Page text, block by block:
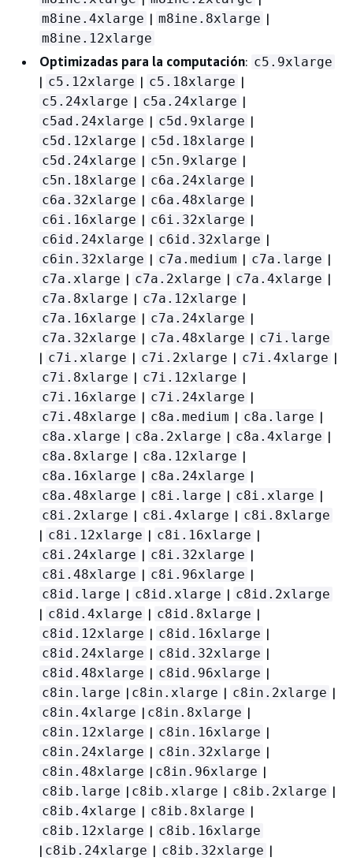
m8ine.4xlarge | m8ine.8xlarge |
m8ine.12xlarge
Optimizadas para la computación: c5.9xlarge
| c5.12xlarge | c5.18xlarge |
c5.24xlarge | c5a.24xlarge |
c5ad.24xlarge | c5d.9xlarge |
c5d.12xlarge | c5d.18xlarge |
c5d.24xlarge | c5n.9xlarge |
c5n.18xlarge | c6a.24xlarge |
c6a.32xlarge | c6a.48xlarge |
c6i.16xlarge | c6i.32xlarge |
c6id.24xlarge | c6id.32xlarge |
c6in.32xlarge | c7a.medium | c7a.large |
c7a.xlarge | c7a.2xlarge | c7a.4xlarge |
c7a.8xlarge | c7a.12xlarge |
c7a.16xlarge | c7a.24xlarge |
c7a.32xlarge | c7a.48xlarge | c7i.large
| c7i.xlarge | c7i.2xlarge | c7i.4xlarge |
c7i.8xlarge | c7i.12xlarge |
c7i.16xlarge | c7i.24xlarge |
c7i.48xlarge | c8a.medium | c8a.large |
c8a.xlarge | c8a.2xlarge | c8a.4xlarge |
c8a.8xlarge | c8a.12xlarge |
c8a.16xlarge | c8a.24xlarge |
c8a.48xlarge | c8i.large | c8i.xlarge |
c8i.2xlarge | c8i.4xlarge | c8i.8xlarge
| c8i.12xlarge | c8i.16xlarge |
c8i.24xlarge | c8i.32xlarge |
c8i.48xlarge | c8i.96xlarge |
c8id.large | c8id.xlarge | c8id.2xlarge
| c8id.4xlarge | c8id.8xlarge |
c8id.12xlarge | c8id.16xlarge |
c8id.24xlarge | c8id.32xlarge |
c8id.48xlarge | c8id.96xlarge |
c8in.large | c8in.xlarge | c8in.2xlarge |
c8in.4xlarge | c8in.8xlarge |
c8in.12xlarge | c8in.16xlarge |
c8in.24xlarge | c8in.32xlarge |
c8in.48xlarge | c8in.96xlarge |
c8ib.large | c8ib.xlarge | c8ib.2xlarge |
c8ib.4xlarge | c8ib.8xlarge |
c8ib.12xlarge | c8ib.16xlarge
| c8ib.24xlarge | c8ib.32xlarge |